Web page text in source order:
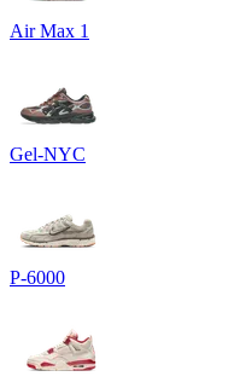
Air Max 1
Gel-NYC
P-6000